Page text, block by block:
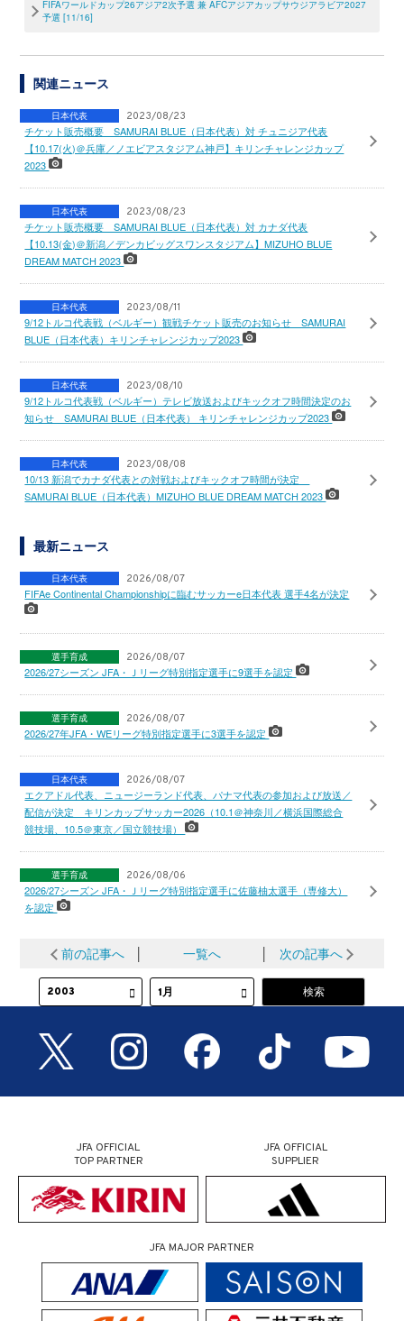
FIFAワールドカップ26アジア2次予選 兼 AFCアジアカップサウジアラビア2027
予選 [11/16]
関連ニュース
日本代表 2023/08/23
チケット販売概要 SAMURAI BLUE（日本代表）対 チュニジア代表
【10.17(火)＠兵庫／ノエビアスタジアム神戸】キリンチャレンジカップ
2023
日本代表 2023/08/23
チケット販売概要 SAMURAI BLUE（日本代表）対 カナダ代表
【10.13(金)＠新潟／デンカビッグスワンスタジアム】MIZUHO BLUE
DREAM MATCH 2023
日本代表 2023/08/11
9/12トルコ代表戦（ベルギー）観戦チケット販売のお知らせ SAMURAI
BLUE（日本代表）キリンチャレンジカップ2023
日本代表 2023/08/10
9/12トルコ代表戦（ベルギー）テレビ放送およびキックオフ時間決定のお
知らせ SAMURAI BLUE（日本代表） キリンチャレンジカップ2023
日本代表 2023/08/08
10/13 新潟でカナダ代表との対戦およびキックオフ時間が決定
SAMURAI BLUE（日本代表）MIZUHO BLUE DREAM MATCH 2023
最新ニュース
日本代表 2026/08/07
FIFAe Continental Championshipに臨むサッカーe日本代表 選手4名が決定
選手育成 2026/08/07
2026/27シーズン JFA・Ｊリーグ特別指定選手に9選手を認定
選手育成 2026/08/07
2026/27年JFA・WEリーグ特別指定選手に3選手を認定
日本代表 2026/08/07
エクアドル代表、ニュージーランド代表、パナマ代表の参加および放送／
配信が決定 キリンカップサッカー2026（10.1＠神奈川／横浜国際総合
競技場、10.5＠東京／国立競技場）
選手育成 2026/08/06
2026/27シーズン JFA・Ｊリーグ特別指定選手に佐藤柚太選手（専修大）
を認定
前の記事へ 一覧へ 次の記事へ
JFA OFFICIAL
TOP PARTNER
JFA OFFICIAL
SUPPLIER
JFA MAJOR PARTNER